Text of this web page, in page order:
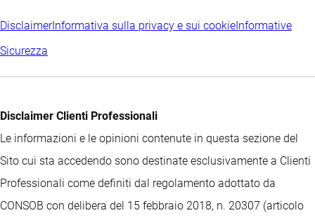
DisclaimerInformativa sulla privacy e sui cookie Informative
Sicurezza
Disclaimer Clienti Professionali
Le informazioni e le opinioni contenute in questa sezione del
Sito cui sta accedendo sono destinate esclusivamente a Clienti
Professionali come definiti dal regolamento adottato da
CONSOB con delibera del 15 febbraio 2018, n. 20307 (articolo